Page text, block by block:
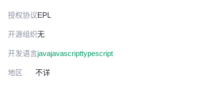
授权协议EPL
开源组织无
开发语言javajavascripttypescript
地区 不详